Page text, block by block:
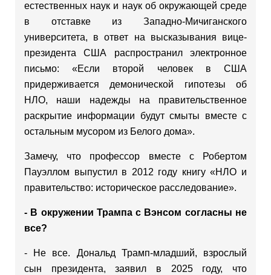
естественных наук и наук об окружающей среде
в отставке из Западно-Мичиганского
университета, в ответ на высказывания вице-
президента США распространил электронное
письмо: «Если второй человек в США
придерживается демонической гипотезы об
НЛО, наши надежды на правительственное
раскрытие информации будут смыты вместе с
остальным мусором из Белого дома».
Замечу, что профессор вместе с Робертом
Пауэллом выпустил в 2012 году книгу «НЛО и
правительство: историческое расследование».
- В окружении Трампа с Вэнсом согласны не
все?
- Не все. Дональд Трамп-младший, взрослый
сын президента, заявил в 2025 году, что